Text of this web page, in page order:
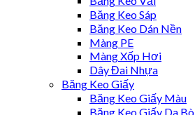
Băng Keo Sáp
Băng Keo Dán Nền
Màng PE
Màng Xốp Hơi
Dây Đai Nhựa
Băng Keo Giấy
Băng Keo Giấy Màu
Băng Keo Giấy Da Bò